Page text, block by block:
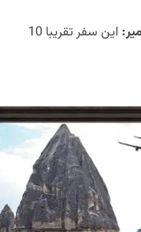
این سفر تقریبا 10